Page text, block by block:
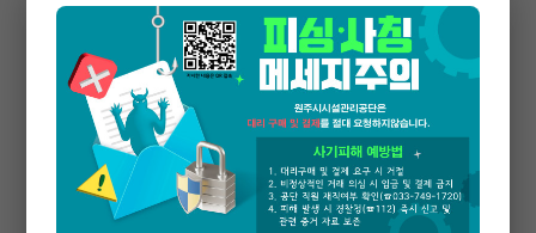
사전정보공표
바로가기
간현관광지
바로가기